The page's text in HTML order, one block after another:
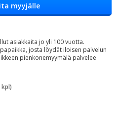
myyjälle
asiakkaita jo yli 100 vuotta.
josta löydät iloisen palvelun
pienkonemyymälä palvelee
kpl)